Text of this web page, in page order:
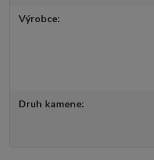
Výrobce
Druh kamene